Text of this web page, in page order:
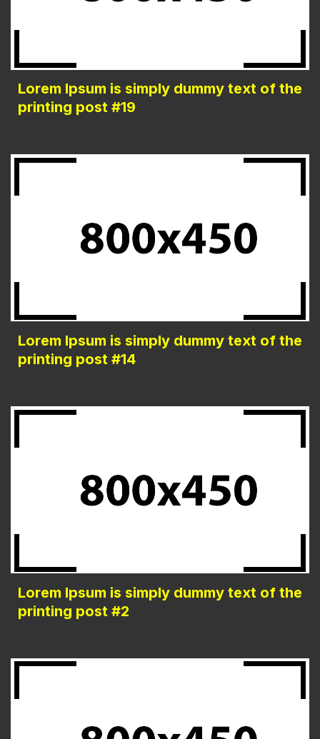
Lorem Ipsum is simply dummy text of the
printing post #19
Lorem Ipsum is simply dummy text of the
printing post #14
Lorem Ipsum is simply dummy text of the
printing post #2